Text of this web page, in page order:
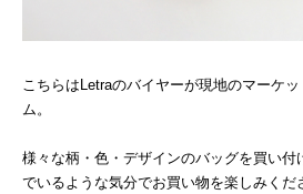
こちらはLetraのバイヤーが現地のマーケ
ム。
様々な柄・色・デザインのバッグを買い付
でいるような気分でお買い物を楽しみくだ